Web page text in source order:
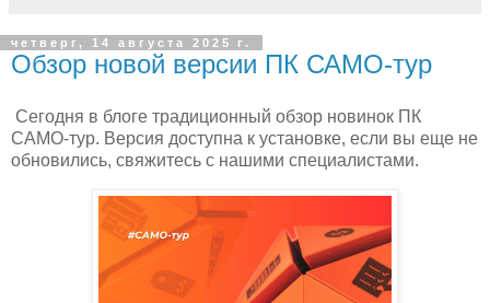
четверг, 14 августа 2025 г.
Обзор новой версии ПК САМО-тур
Сегодня в блоге традиционный обзор новинок ПК
САМО-тур. Версия доступна к установке, если вы еще не
обновились, свяжитесь с нашими специалистами.